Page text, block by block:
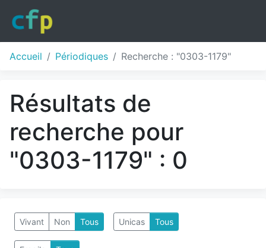
Accueil Périodiques Recherche : "0303-1179"
Résultats de
recherche pour
"0303-1179" : 0
Vivant Non Tous Unicas Tous